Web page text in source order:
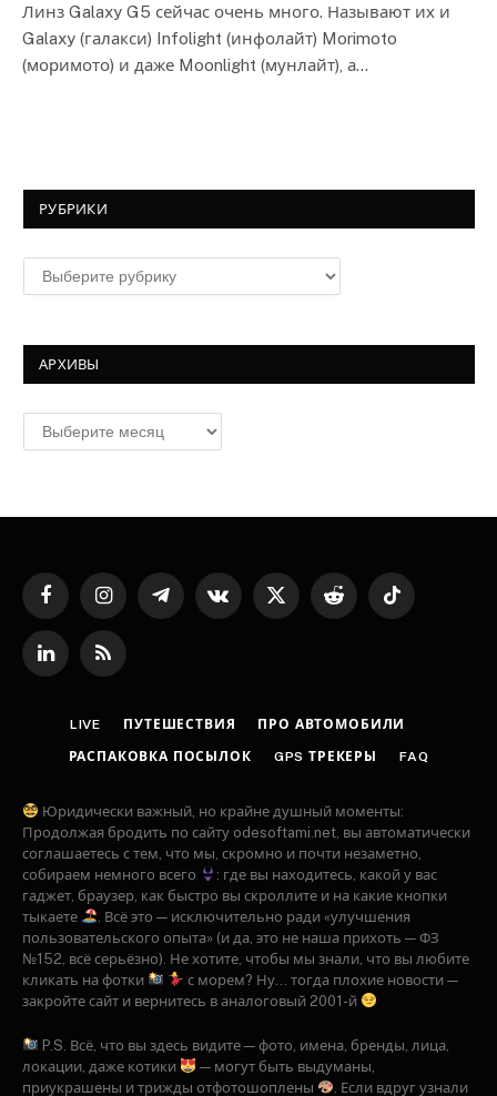
Линз Galaxy G5 сейчас очень много. Называют их и
Galaxy (галакси) Infolight (инфолайт) Morimoto
(моримото) и даже Moonlight (мунлайт), а…
РУБРИКИ
Рубрики
АРХИВЫ
Архивы
FacebookInstagramTelegramVKontakte
X
Reddit TikTok
LinkedInRSS
LIVE ПУТЕШЕСТВИЯ ПРО АВТОМОБИЛИ
РАСПАКОВКА ПОСЫЛОК GPS ТРЕКЕРЫ FAQ
Юридически важный, но крайне душный моменты:
Продолжая бродить по сайту odesoftami.net, вы автоматически
соглашаетесь с тем, что мы, скромно и почти незаметно,
собираем немного всего
: где вы находитесь, какой у вас
гаджет, браузер, как быстро вы скроллите и на какие кнопки
тыкаете
. Всё это — исключительно ради «улучшения
пользовательского опыта» (и да, это не наша прихоть — ФЗ
№152, всё серьёзно). Не хотите, чтобы мы знали, что вы любите
кликать на фотки
с морем? Ну... тогда плохие новости —
закройте сайт и вернитесь в аналоговый 2001-й
P.S. Всё, что вы здесь видите — фото, имена, бренды, лица,
локации, даже котики
— могут быть выдуманы,
приукрашены и трижды отфотошоплены
. Если вдруг узнали